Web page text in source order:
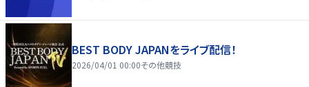
BEST BODY JAPANをライブ配信！
2026/04/01 00:00その他競技